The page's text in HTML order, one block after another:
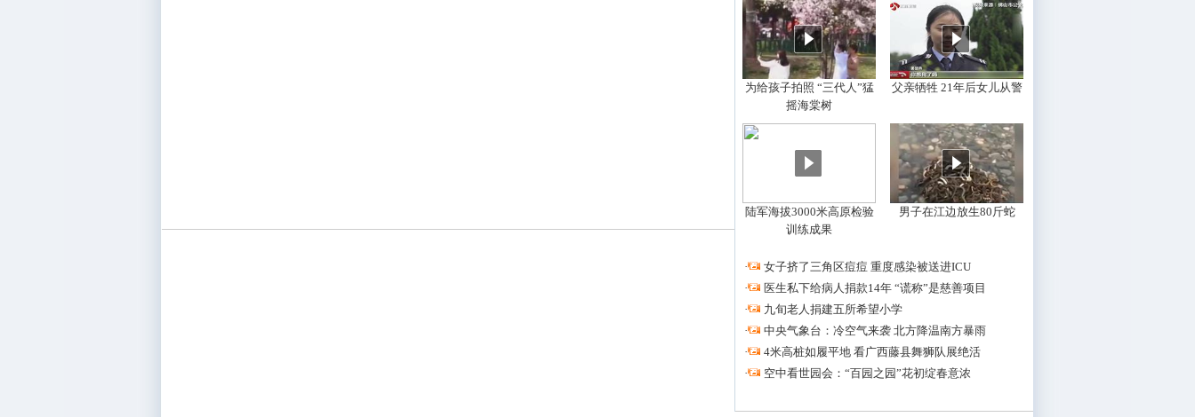
为给孩子拍照 “三代人”猛
摇海棠树
父亲牺牲 21年后女儿从警
陆军海拔3000米高原检验
训练成果
男子在江边放生80斤蛇
·
女子挤了三角区痘痘 重度感染被送进ICU
·
医生私下给病人捐款14年 “谎称”是慈善项目
·
九旬老人捐建五所希望小学
·
中央气象台：冷空气来袭 北方降温南方暴雨
·
4米高桩如履平地 看广西藤县舞狮队展绝活
·
空中看世园会：“百园之园”花初绽春意浓